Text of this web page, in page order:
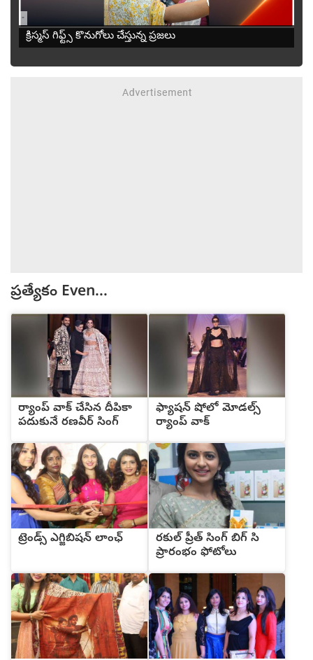
-
క్రిస్మస్ గిఫ్ట్స్ కొనుగోలు చేస్తున్న ప్రజలు
ప్రత్యేకం Even...
ర్యాంప్ వాక్ చేసిన దీపికా
పదుకునే రణవీర్ సింగ్
ఫ్యాషన్ షోలో మోడల్స్
ర్యాంప్ వాక్
ట్రెండ్స్ ఎగ్జిబిషన్ లాంఛ్
రకుల్ ప్రీత్ సింగ్ బిగ్ సి
ప్రారంభం ఫోటోలు